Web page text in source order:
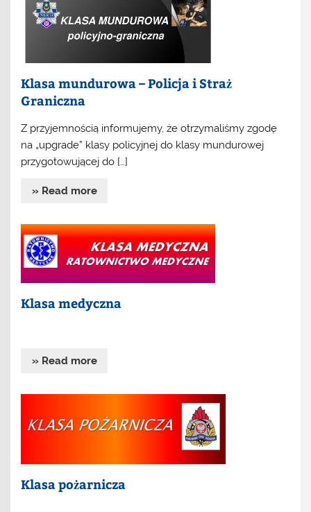
Klasa mundurowa – Policja i Straż
Graniczna
Z przyjemnością informujemy, że otrzymaliśmy zgodę
na „upgrade” klasy policyjnej do klasy mundurowej
przygotowującej do […]
» Read more
Klasa medyczna
» Read more
Klasa pożarnicza